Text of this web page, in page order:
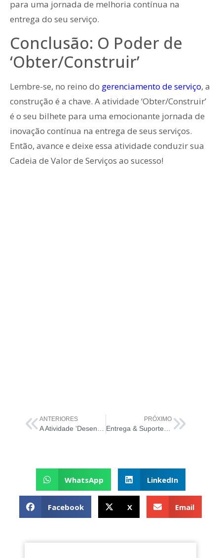
para uma jornada de melhoria contínua na
entrega do seu serviço.
Conclusão: O Poder de
‘Obter/Construir’
Lembre-se, no reino do gerenciamento de serviço, a
construção é a chave. A atividade ‘Obter/Construir’
é o seu bilhete para uma emocionante jornada de
inovação contínua na entrega de seus serviços.
Então, avance e deixe essa atividade conduzir sua
Cadeia de Valor de Serviços ao sucesso!
ANTERIORES
A Atividade ‘Desenho e Transição’: O Segredo da Cadeia de Valor de Serviços ITIL 4
PRÓXIMO
Entrega & Suporte: Seu Fiel Escudeiro na Cadeia de Valor de Serviços da ITIL 4
WhatsApp LinkedIn
Facebook X Email